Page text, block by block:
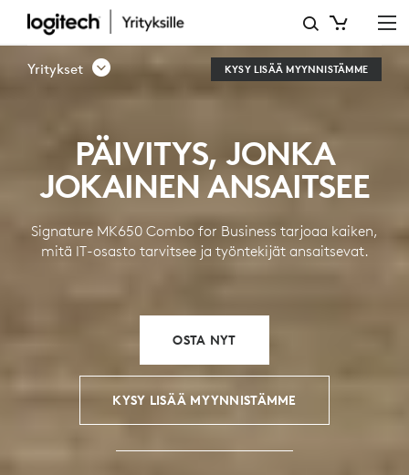
SIGNATURE
MK650
KEYBOARD
MOUSE
COMBO
FOR
BUSINESS
Yritykset KYSY LISÄÄ MYYNNISTÄMME
PÄIVITYS, JONKA
JOKAINEN ANSAITSEE
Signature MK650 Combo for Business tarjoaa kaiken,
mitä IT-osasto tarvitsee ja työntekijät ansaitsevat.
OSTA NYT
KYSY LISÄÄ MYYNNISTÄMME